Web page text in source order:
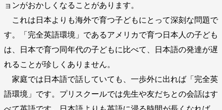
ョンがおかしくなることがあります。
これは日本よりも海外で育つ子どもにとって深刻な問題で
す。「完全英語環境」であるアメリカで育つ日本人の子ども
は、日本で育つ同年代の子どもに比べて、日本語の発達が遅
れることが珍しくありません。
家庭では日本語で話していても、一歩外に出れば「完全英
語環境」です。プリスクールでは先生や友だちとの会話はす